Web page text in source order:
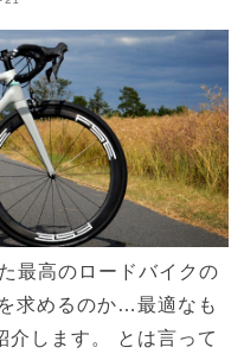
最高のロードバイクの
求めるのか…最適なも
介します。 とは言って